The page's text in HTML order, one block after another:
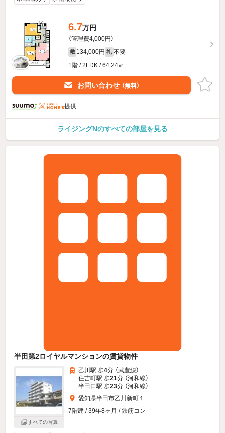
6.7万円
（管理費4,000円）
敷 134,000円 礼 不要
1階 / 2LDK / 64.24㎡
お問い合わせ （無料）
提供
ライジングNのすべての部屋を見る
半田第2ロイヤルマンションの賃貸物件
すべての写真
乙川駅 歩4分 （武豊線）
住吉町駅 歩21分 （河和線）
半田口駅 歩23分 （河和線）
愛知県半田市乙川新町１
7階建 / 39年8ヶ月 / 鉄筋コン